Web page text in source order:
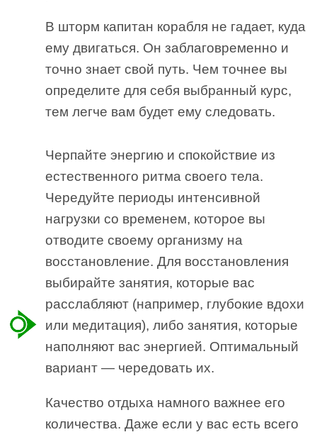
В шторм капитан корабля не гадает, куда
ему двигаться. Он заблаговременно и
точно знает свой путь. Чем точнее вы
определите для себя выбранный курс,
тем легче вам будет ему следовать.
Черпайте энергию и спокойствие из
естественного ритма своего тела.
Чередуйте периоды интенсивной
нагрузки со временем, которое вы
отводите своему организму на
восстановление. Для восстановления
выбирайте занятия, которые вас
расслабляют (например, глубокие вдохи
или медитация), либо занятия, которые
наполняют вас энергией. Оптимальный
вариант — чередовать их.
Качество отдыха намного важнее его
количества. Даже если у вас есть всего